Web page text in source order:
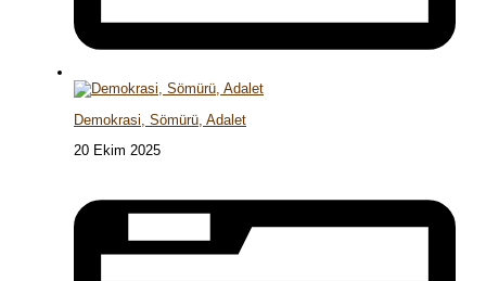
Demokrasi, Sömürü, Adalet
20 Ekim 2025